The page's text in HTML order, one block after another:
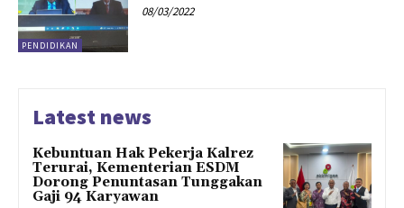
PENDIDIKAN
08/03/2022
Latest news
Kebuntuan Hak Pekerja Kalrez
Terurai, Kementerian ESDM
Dorong Penuntasan Tunggakan
Gaji 94 Karyawan